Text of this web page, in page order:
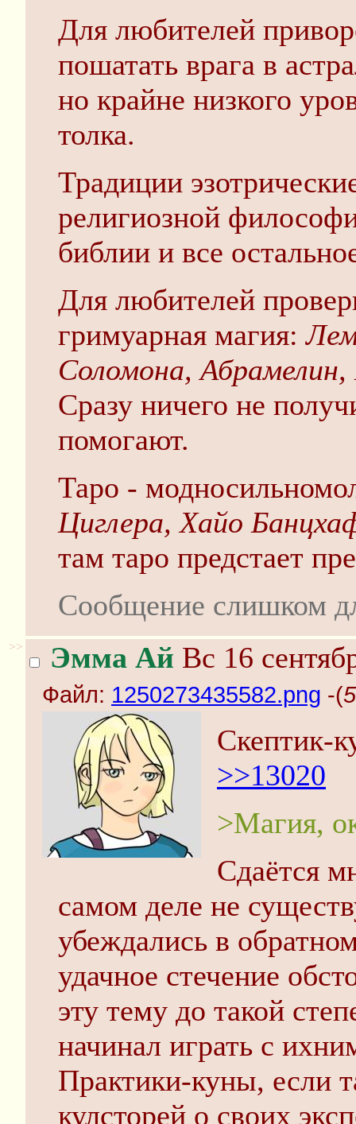
Для любителей
пошатать врага в
но крайне низкого
толка.
Традиции
религиозной
библии и все
Для любителей
гримуарная магия:
Соломона,
Сразу ничего не
помогают.
Таро -
Циглера, Хайо
там таро предстает
Сообщение слишком
>> Эмма Ай Вс 16
Файл: 1250273435582.png -(
Скептик-
>>13020
>Магия,
Сдаётся
самом деле не
убеждались в
удачное стечение
эту тему до такой
начинал играть с
Практики-куны, если
кулсторей о своих